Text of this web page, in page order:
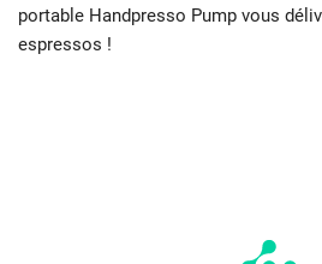
portable Handpresso Pump vous
espressos !